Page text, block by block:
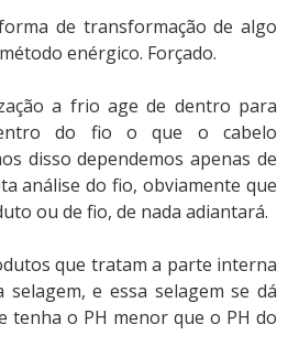
de transformação de algo
enérgico. Forçado.
a frio age de dentro para
do fio o que o cabelo
disso dependemos apenas de
análise do fio, obviamente que
ou de fio, de nada adiantará.
que tratam a parte interna
e essa selagem se dá
tenha o PH menor que o PH do